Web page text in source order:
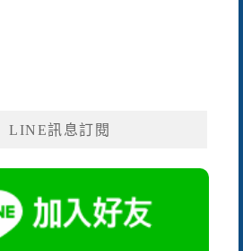
LINE訊息訂閱